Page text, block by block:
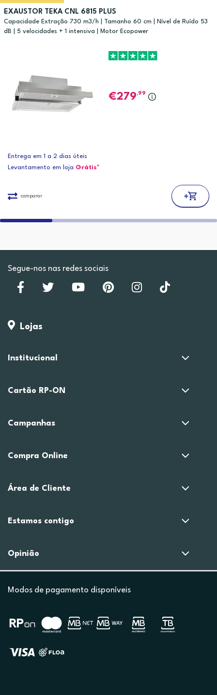
EXAUSTOR TEKA CNL 6815 PLUS
Capacidade Extração 730 m3/h | Tamanho 60 cm | Nível de Ruído 53
dB | 5 velocidades + 1 intensiva | Motor Ecopower
279,99
Entrega em 1 a 2 dias úteis
Levantamento em loja Grátis*
comparar
Segue-nos nas redes sociais
Lojas
Institucional
Cartão RP-ON
Campanhas
Compra Online
Área de Cliente
Estamos contigo
Opinião
Modos de pagamento disponíveis